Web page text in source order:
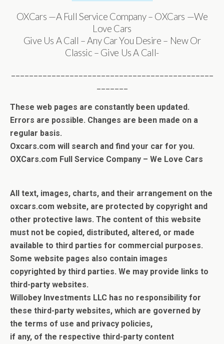
OXCars —A Full Service Company – OXCars —We
Love Cars
Give Us A Call – Any Car You Desire – New Or
Classic – Give Us A Call-
These web pages are constantly been updated.
Errors are possible. Changes are been made on a
regular basis.
Oxcars.com will search and find your car for you.
OXCars.com Full Service Company – We Love Cars
All text, images, charts, and their arrangement on the
oxcars.com website, are protected by copyright and
other protective laws. The content of this website
must not be copied, distributed, altered, or made
available to third parties for commercial purposes.
Some website pages also contain images
copyrighted by third parties. We may provide links to
third-party websites.
Willobey Investments LLC has no responsibility for
these third-party websites, which are governed by
the terms of use and privacy policies,
if any, of the respective third-party content